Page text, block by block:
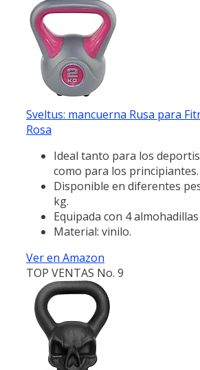
Sveltus: mancuerna Rusa para
Rosa
Ideal tanto para los
como para los principiantes.
Disponible en diferentes
kg.
Equipada con 4
Material: vinilo.
Ver en Amazon
TOP VENTAS No. 9